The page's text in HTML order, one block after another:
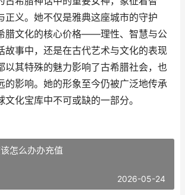
正义。她不仅是雅典这座城市的守护
腊文化的核心价格——理性、智慧与公
故事中，还是在古代艺术与文化的表现
以其特殊的魅力影响了古希腊社会，也
的影响。她的形象至今仍被广泛地传承
文化宝库中不可或缺的一部分。
怎么办办充值
2026-05-24